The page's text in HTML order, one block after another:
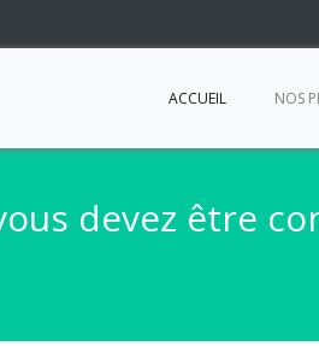
ACCUEIL NOS
devez être